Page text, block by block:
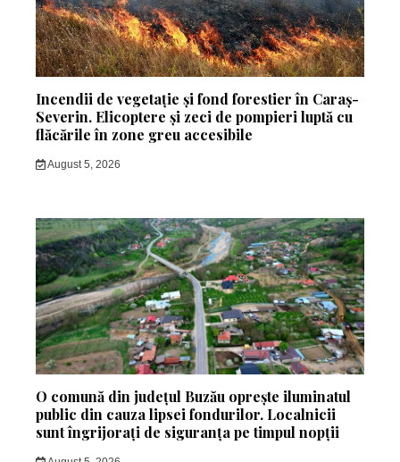
Incendii de vegetație și fond forestier în Caraș-
Severin. Elicoptere și zeci de pompieri luptă cu
flăcările în zone greu accesibile
August 5, 2026
O comună din județul Buzău oprește iluminatul
public din cauza lipsei fondurilor. Localnicii
sunt îngrijorați de siguranța pe timpul nopții